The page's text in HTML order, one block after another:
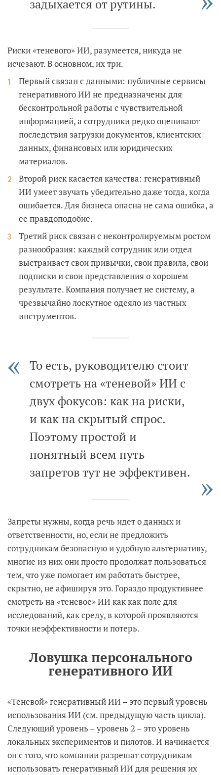
задыхается от рутины.
Риски «теневого» ИИ, разумеется, никуда не
исчезают. В основном, их три.
Первый связан с данными: публичные сервисы
генеративного ИИ не предназначены для
бесконтрольной работы с чувствительной
информацией, а сотрудники редко оценивают
последствия загрузки документов, клиентских
данных, финансовых или юридических
материалов.
Второй риск касается качества: генеративный
ИИ умеет звучать убедительно даже тогда, когда
ошибается. Для бизнеса опасна не сама ошибка, а
ее правдоподобие.
Третий риск связан с неконтролируемым ростом
разнообразия: каждый сотрудник или отдел
выстраивает свои привычки, свои правила, свои
подписки и свои представления о хорошем
результате. Компания получает не систему, а
чрезвычайно лоскутное одеяло из частных
инструментов.
То есть, руководителю стоит
смотреть на «теневой» ИИ с
двух фокусов: как на риски,
и как на скрытый спрос.
Поэтому простой и
понятный всем путь
запретов тут не эффективен.
Запреты нужны, когда речь идет о данных и
ответственности, но, если не предложить
сотрудникам безопасную и удобную альтернативу,
многие из них они просто продолжат пользоваться
тем, что уже помогает им работать быстрее,
скрытно, не афишируя это. Гораздо продуктивнее
смотреть на «теневое» ИИ как как поле для
исследований, как среду, в которой проявляются
точки неэффективности и потерь.
Ловушка персонального
генеративного ИИ
«Теневой» генеративный ИИ – это первый уровень
использования ИИ (см. предыдущую часть цикла).
Следующий уровень – уровень 2 – это уровень
локальных экспериментов и пилотов. И начинается
он с того, что компании разрешат сотрудникам
использовать генеративный ИИ для решения их